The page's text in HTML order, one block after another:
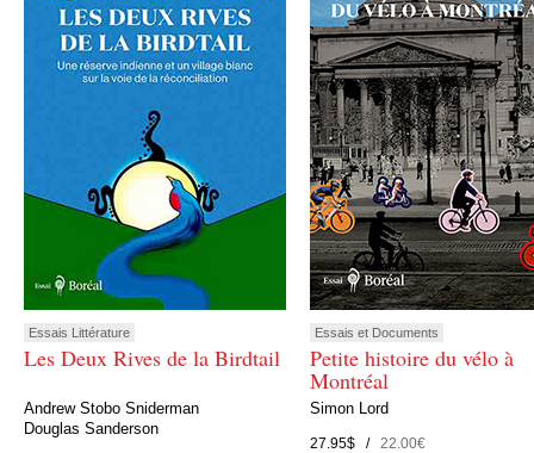
Essais Littérature
Les Deux Rives de la Birdtail
Andrew Stobo Sniderman
Douglas Sanderson
Essais et Documents
Petite histoire du vélo à
Montréal
Simon Lord
27.95$ /22.00€